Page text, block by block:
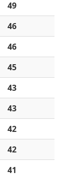
49
46
46
45
43
43
42
42
41